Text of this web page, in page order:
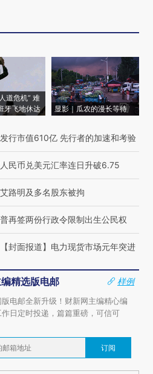
道危机” 难
牙飞地休达
显影｜瓜农的漫长等待
行市值610亿 先行者的加速和考验
民币兑美元汇率连日升破6.75
艾路明及多名股东被拘
再签两份行政令限制出生公民权
【封面报道】电力现货市场元年突进
精选版电邮
样例
电邮全新升级！财新网主编精心编
日定时投递，篇篇重磅，可信可
订阅